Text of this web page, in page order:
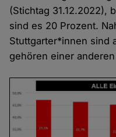
(Stichtag 31.12.2022),
sind es 20 Prozent.
Stuttgarter*innen sind
gehören einer